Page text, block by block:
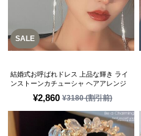
SALE
¥2,860 ¥3180(割引前)
結婚式お呼ばれドレス 上品な輝き ライ
ンストーンカチューシャ ヘアアレンジ